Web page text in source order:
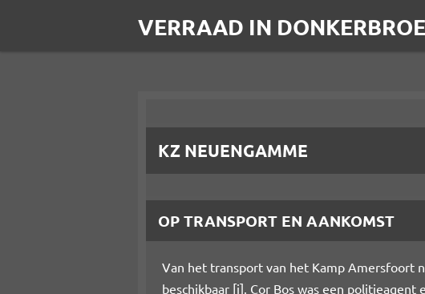
VERRAAD IN
KZ NEUENGAMME
OP TRANSPORT EN AANKOMST
Van het transport van het Kamp Amersfoort
beschikbaar [i]. Cor Bos was een politieagent